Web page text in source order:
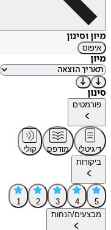
מיון וסינון
איפוס
מיון
סינון
פורמטים
דיגיטלי מודפס
קולי
ביקורות
5
4
3
2
1
מבצעים/הנחות